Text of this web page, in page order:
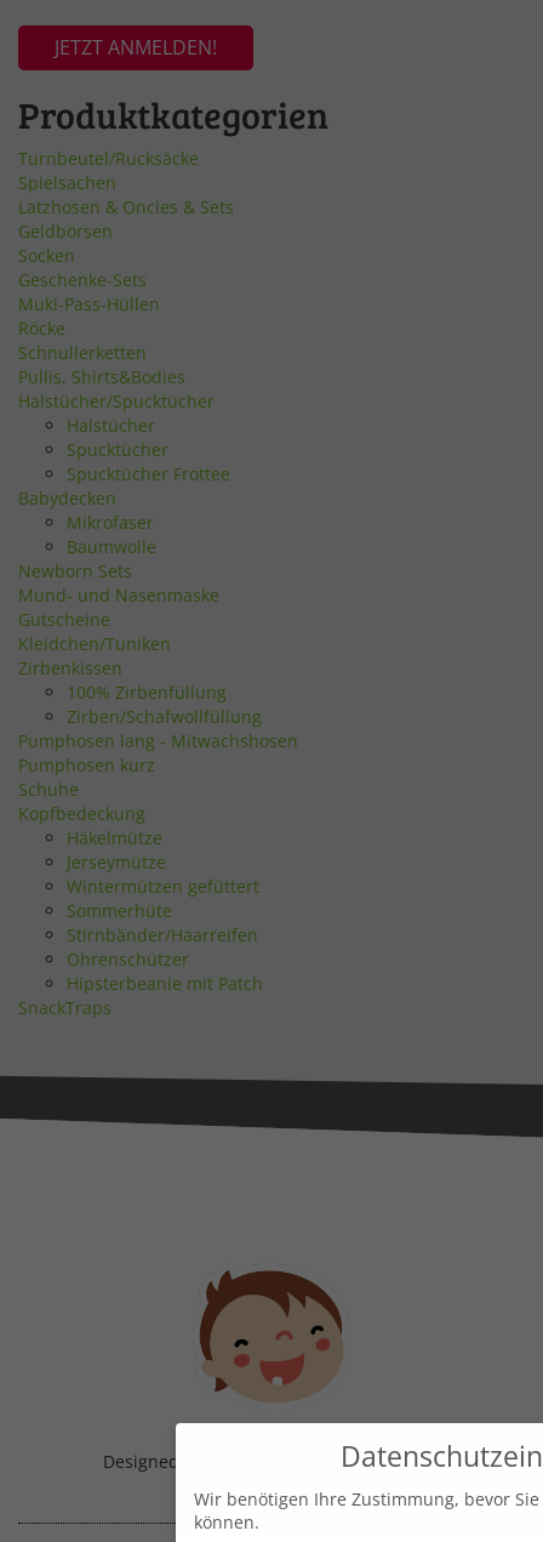
JETZT ANMELDEN!
Produktkategorien
Turnbeutel/Rucksäcke
Spielsachen
Latzhosen & Oncies & Sets
Geldbörsen
Socken
Geschenke-Sets
Muki-Pass-Hüllen
Röcke
Schnullerketten
Pullis, Shirts&Bodies
Halstücher/Spucktücher
Halstücher
Spucktücher
Spucktücher Frottee
Babydecken
Mikrofaser
Baumwolle
Newborn Sets
Mund- und Nasenmaske
Gutscheine
Kleidchen/Tuniken
Zirbenkissen
100% Zirbenfüllung
Zirben/Schafwollfüllung
Pumphosen lang - Mitwachshosen
Pumphosen kurz
Schuhe
Kopfbedeckung
Häkelmütze
Jerseymütze
Wintermützen gefüttert
Sommerhüte
Stirnbänder/Haarreifen
Ohrenschützer
Hipsterbeanie mit Patch
SnackTraps
Designed & Handmade with in Austria!
Wir benötigen Ihre Zustimmung, bevor
können.